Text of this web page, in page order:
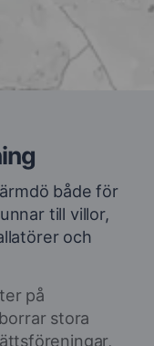
både för
till villor,
och
på
stora